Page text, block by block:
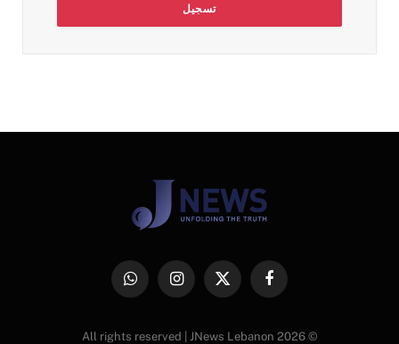
فيسبوك
X
الانستغرامواتساب
© 2026 All rights reserved | JNews Lebanon